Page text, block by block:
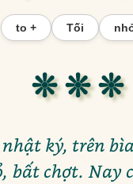
to + Tối
❊ ❊ ❊
ký, trên
bất chợt.